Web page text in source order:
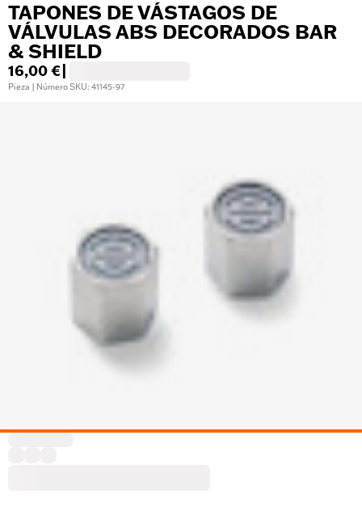
TAPONES DE VÁSTAGOS DE
VÁLVULAS ABS DECORADOS BAR
& SHIELD
16,00 €
Pieza | Número SKU: 41145-97